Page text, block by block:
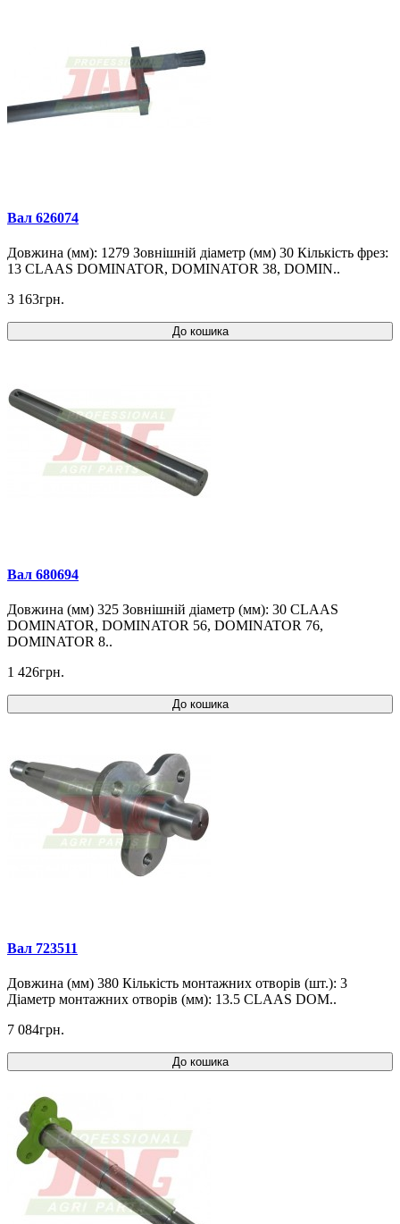
Вал 626074
Довжина (мм): 1279 Зовнішній діаметр (мм) 30 Кількість фрез:
13 CLAAS DOMINATOR, DOMINATOR 38, DOMIN..
3 163грн.
До кошика
Вал 680694
Довжина (мм) 325 Зовнішній діаметр (мм): 30 CLAAS
DOMINATOR, DOMINATOR 56, DOMINATOR 76,
DOMINATOR 8..
1 426грн.
До кошика
Вал 723511
Довжина (мм) 380 Кількість монтажних отворів (шт.): 3
Діаметр монтажних отворів (мм): 13.5 CLAAS DOM..
7 084грн.
До кошика